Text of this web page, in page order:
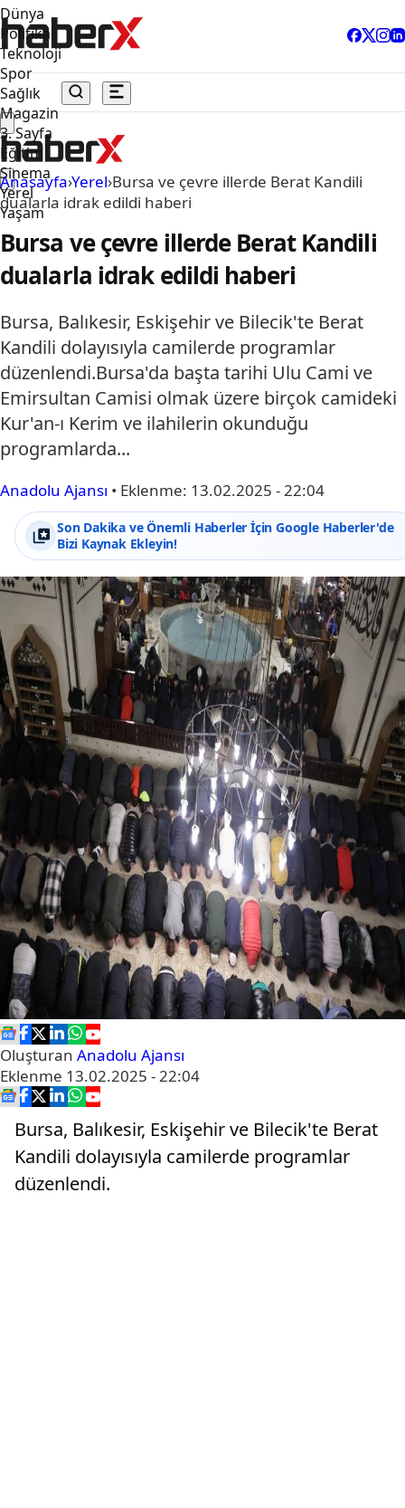
Dünya
Politika
Teknoloji
Spor
Sağlık
Magazin
3. Sayfa
Eğitim
Sinema
Yerel
Yaşam
Anasayfa›Yerel›Bursa ve çevre illerde Berat Kandili
dualarla idrak edildi haberi
Bursa ve çevre illerde Berat Kandili
dualarla idrak edildi haberi
Bursa, Balıkesir, Eskişehir ve Bilecik'te Berat
Kandili dolayısıyla camilerde programlar
düzenlendi.Bursa'da başta tarihi Ulu Cami ve
Emirsultan Camisi olmak üzere birçok camideki
Kur'an-ı Kerim ve ilahilerin okunduğu
programlarda...
Anadolu Ajansı • Eklenme: 13.02.2025 - 22:04
Son Dakika ve Önemli Haberler İçin Google Haberler'de
Bizi Kaynak Ekleyin!
Oluşturan Anadolu Ajansı
Eklenme 13.02.2025 - 22:04
Bursa, Balıkesir, Eskişehir ve Bilecik'te Berat
Kandili dolayısıyla camilerde programlar
düzenlendi.